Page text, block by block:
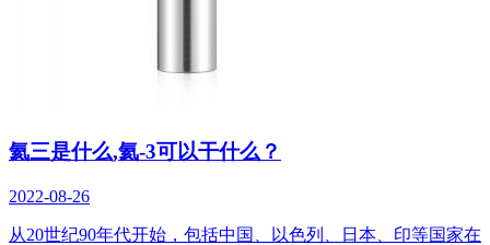
氦三是什么,氦-3可以干什么？
2022-08-26
从20世纪90年代开始，包括中国、以色列、日本、印等国家在